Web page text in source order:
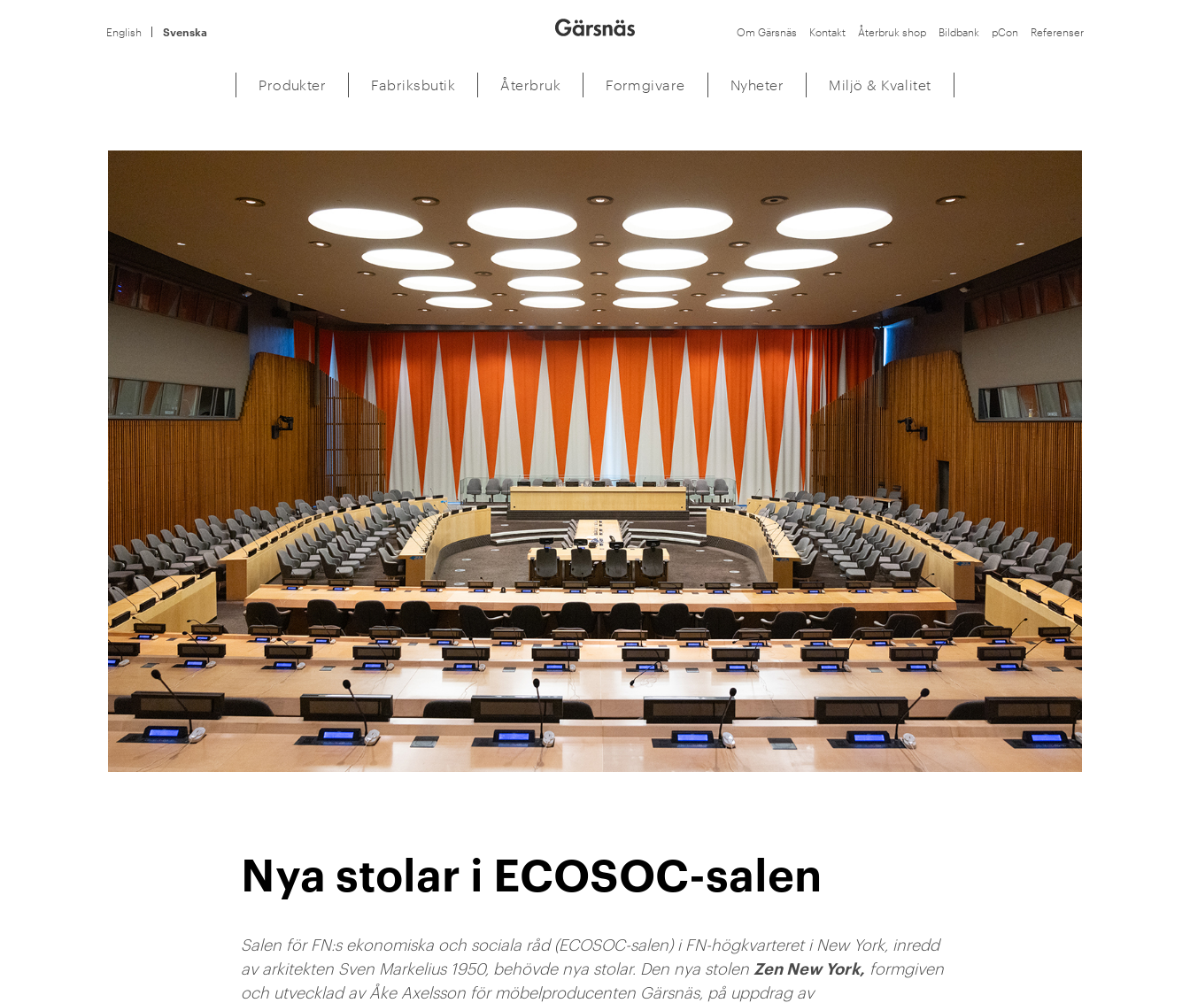
English Svenska Om Gärsnäs Kontakt Återbruk shop Bildbank pCon Referenser
Produkter Fabriksbutik Återbruk Formgivare Nyheter Miljö & Kvalitet
Nya stolar i ECOSOC-salen
Salen för FN:s ekonomiska och sociala råd (ECOSOC-salen) i FN-högkvarteret i New York, inredd
av arkitekten Sven Markelius 1950, behövde nya stolar. Den nya stolen Zen New York, formgiven
och utvecklad av Åke Axelsson för möbelproducenten Gärsnäs, på uppdrag av